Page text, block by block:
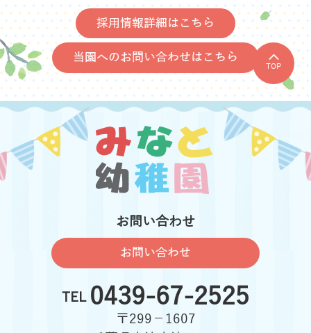
採用情報詳細はこちら
当園へのお問い合わせはこちら
TOP
お問い合わせ
お問い合わせ
TEL 0439-67-2525
〒299−1607